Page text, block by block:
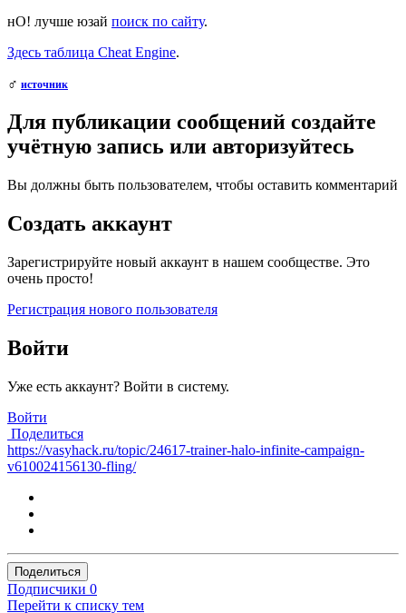
нО! лучше юзай поиск по сайту.
Здесь таблица Cheat Engine.
♂ источник
Для публикации сообщений создайте
учётную запись или авторизуйтесь
Вы должны быть пользователем, чтобы оставить комментарий
Создать аккаунт
Зарегистрируйте новый аккаунт в нашем сообществе. Это
очень просто!
Регистрация нового пользователя
Войти
Уже есть аккаунт? Войти в систему.
Войти
Поделиться
https://vasyhack.ru/topic/24617-trainer-halo-infinite-campaign-
v610024156130-fling/
Поделиться
Подписчики 0
Перейти к списку тем